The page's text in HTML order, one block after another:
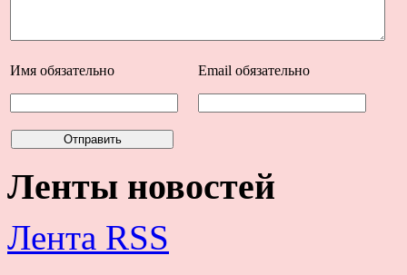
Имя обязательно Email обязательно
Ленты новостей
Лента RSS